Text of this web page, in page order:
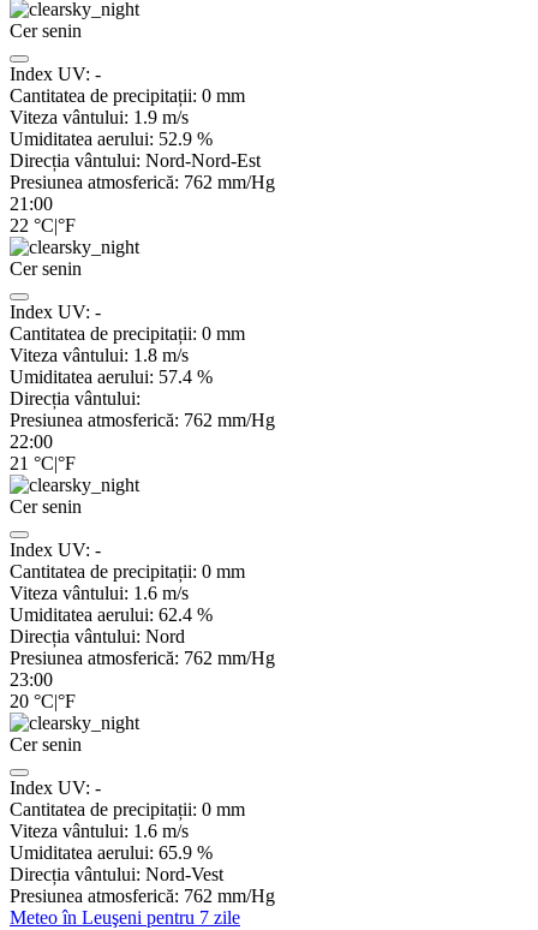
Cer senin
Index UV: -
Cantitatea de precipitații: 0 mm
Viteza vântului: 1.9 m/s
Umiditatea aerului: 52.9 %
Direcția vântului: Nord-Nord-Est
Presiunea atmosferică: 762 mm/Hg
21:00
22 °C|°F
Cer senin
Index UV: -
Cantitatea de precipitații: 0 mm
Viteza vântului: 1.8 m/s
Umiditatea aerului: 57.4 %
Direcția vântului:
Presiunea atmosferică: 762 mm/Hg
22:00
21 °C|°F
Cer senin
Index UV: -
Cantitatea de precipitații: 0 mm
Viteza vântului: 1.6 m/s
Umiditatea aerului: 62.4 %
Direcția vântului: Nord
Presiunea atmosferică: 762 mm/Hg
23:00
20 °C|°F
Cer senin
Index UV: -
Cantitatea de precipitații: 0 mm
Viteza vântului: 1.6 m/s
Umiditatea aerului: 65.9 %
Direcția vântului: Nord-Vest
Presiunea atmosferică: 762 mm/Hg
Meteo în Leuşeni pentru 7 zile